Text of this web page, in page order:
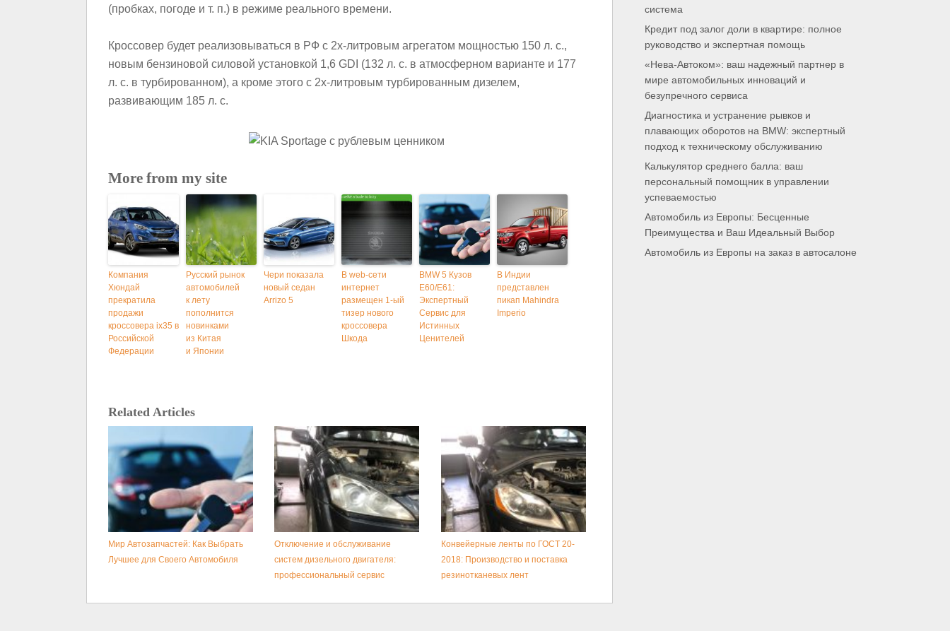
(пробках, погоде и т. п.) в режиме реального времени.
Кроссовер будет реализовываться в РФ с 2х-литровым агрегатом мощностью 150 л. с.,
новым бензиновой силовой установкой 1,6 GDI (132 л. с. в атмосферном варианте и 177
л. с. в турбированном), а кроме этого с 2х-литровым турбированным дизелем,
развивающим 185 л. с.
More from my site
Компания
Хюндай
прекратила
продажи
кроссовера ix35 в
Российской
Федерации
Русский рынок
автомобилей
к лету
пополнится
новинками
из Китая
и Японии
Чери показала
новый седан
Arrizo 5
В web-сети
интернет
размещен 1-ый
тизер нового
кроссовера
Шкода
BMW 5 Кузов
E60/E61:
Экспертный
Сервис для
Истинных
Ценителей
В Индии
представлен
пикап Mahindra
Imperio
Related Articles
Мир Автозапчастей: Как Выбрать
Лучшее для Своего Автомобиля
Отключение и обслуживание
систем дизельного двигателя:
профессиональный сервис
Конвейерные ленты по ГОСТ 20-
2018: Производство и поставка
резинотканевых лент
система
Кредит под залог доли в квартире: полное
руководство и экспертная помощь
«Нева-Автоком»: ваш надежный партнер в
мире автомобильных инноваций и
безупречного сервиса
Диагностика и устранение рывков и
плавающих оборотов на BMW: экспертный
подход к техническому обслуживанию
Калькулятор среднего балла: ваш
персональный помощник в управлении
успеваемостью
Автомобиль из Европы: Бесценные
Преимущества и Ваш Идеальный Выбор
Автомобиль из Европы на заказ в автосалоне